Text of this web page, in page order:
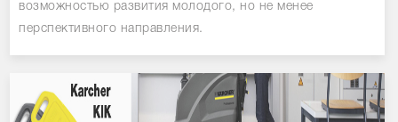
возможностью развития молодого, но не менее
перспективного направления.